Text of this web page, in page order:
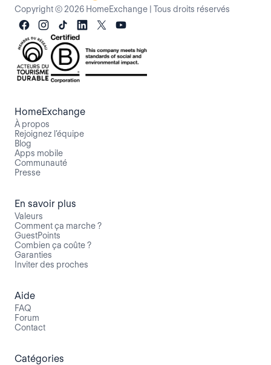
Copyright © 2026 HomeExchange Tous droits réservés
HomeExchange
À propos
Rejoignez l’équipe
Blog
Apps mobile
Communauté
Presse
En savoir plus
Valeurs
Comment ça marche ?
GuestPoints
Combien ça coûte ?
Garanties
Inviter des proches
Aide
FAQ
Forum
Contact
Catégories